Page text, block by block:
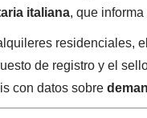
italiana, que
residenciales,
de registro y el
con datos sobre